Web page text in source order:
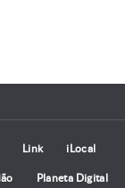
Link iLocal
Planeta Digital